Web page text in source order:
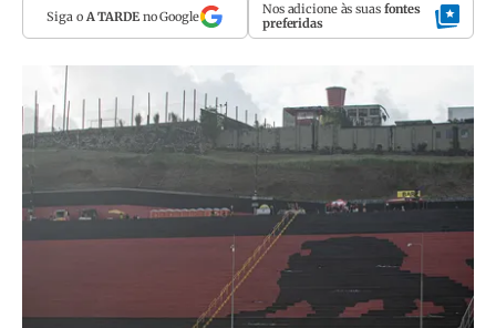
Siga o A TARDEno Google Nos adicione às suas fontes
preferidas